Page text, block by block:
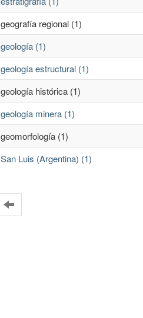
geografía regional (1)
geología (1)
geología estructural (1)
geología histórica (1)
geología minera (1)
geomorfología (1)
San Luis (Argentina) (1)